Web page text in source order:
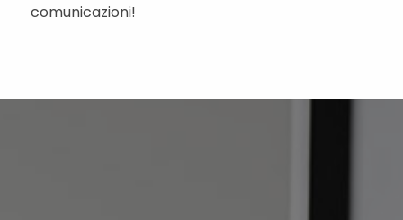
comunicazioni!